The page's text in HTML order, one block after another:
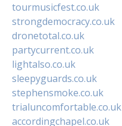
tourmusicfest.co.uk
strongdemocracy.co.uk
dronetotal.co.uk
partycurrent.co.uk
lightalso.co.uk
sleepyguards.co.uk
stephensmoke.co.uk
trialuncomfortable.co.uk
accordingchapel.co.uk